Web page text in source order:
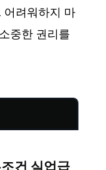
어려워하지 마
중한 권리를